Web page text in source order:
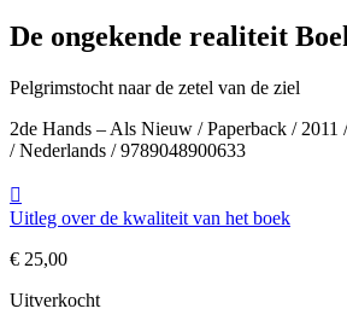
De ongekende realiteit
Pelgrimstocht naar de zetel van de ziel
2de Hands – Als Nieuw / Paperback / 2011
/ Nederlands / 9789048900633
Uitleg over de kwaliteit van het boek
€ 25,00
Uitverkocht